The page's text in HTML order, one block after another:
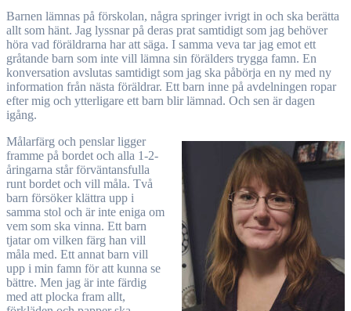
Barnen lämnas på förskolan, några springer ivrigt in och ska berätta
allt som hänt. Jag lyssnar på deras prat samtidigt som jag behöver
höra vad föräldrarna har att säga. I samma veva tar jag emot ett
gråtande barn som inte vill lämna sin förälders trygga famn. En
konversation avslutas samtidigt som jag ska påbörja en ny med ny
information från nästa föräldrar. Ett barn inne på avdelningen ropar
efter mig och ytterligare ett barn blir lämnad. Och sen är dagen
igång.
Målarfärg och penslar ligger
framme på bordet och alla 1-2-
åringarna står förväntansfulla
runt bordet och vill måla. Två
barn försöker klättra upp i
samma stol och är inte eniga om
vem som ska vinna. Ett barn
tjatar om vilken färg han vill
måla med. Ett annat barn vill
upp i min famn för att kunna se
bättre. Men jag är inte färdig
med att plocka fram allt,